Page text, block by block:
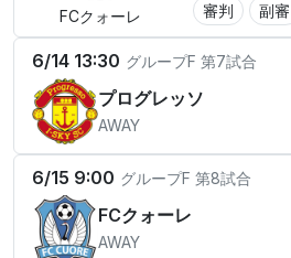
FCクォーレ
審判
副審
6/14 13:30 グループF 第7試合
プログレッソ
AWAY
6/15 9:00 グループF 第8試合
FCクォーレ
AWAY